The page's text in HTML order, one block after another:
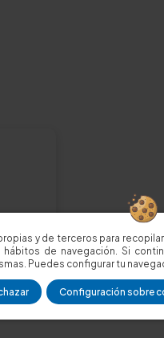
y de terceros para
hábitos de navegación. Si
Puedes configurar tu
Configuración sobre